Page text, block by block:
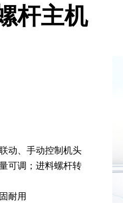
杆主机
动、手动控制机头
可调；进料螺杆转
耐用